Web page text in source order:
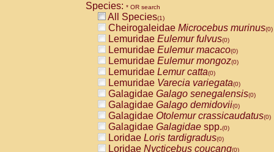
Species: * OR search
All Species(1)
Cheirogaleidae Microcebus murinus(0)
Lemuridae Eulemur fulvus(0)
Lemuridae Eulemur macaco(0)
Lemuridae Eulemur mongoz(0)
Lemuridae Lemur catta(0)
Lemuridae Varecia variegata(0)
Galagidae Galago senegalensis(0)
Galagidae Galago demidovii(0)
Galagidae Otolemur crassicaudatus(0)
Galagidae Galagidae spp.(0)
Loridae Loris tardigradus(0)
Loridae Nycticebus coucang(0)